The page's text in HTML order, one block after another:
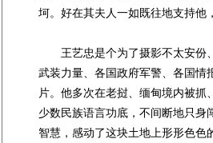
坷。好在其夫人一如既往地支持他
王艺忠是个为了摄影不太安份、
武装力量、各国政府军警、各国情
片。他多次在老挝、缅甸境内被
少数民族语言功底，不间断地只身
智慧，感动了这块土地上形形色色